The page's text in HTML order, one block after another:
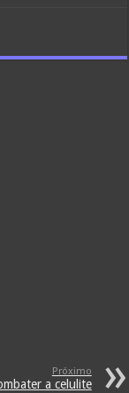
Próximo
a celulite